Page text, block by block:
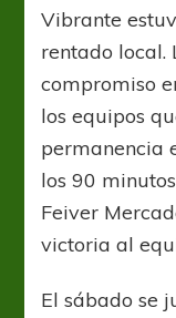
Vibrante
rentado local.
compromiso
los equipos
permanencia
los 90
Feiver
victoria al
El sábado se